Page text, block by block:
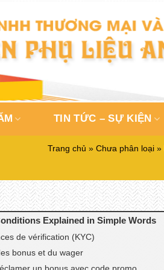
TIN TỨC – SỰ KIỆN
Trang chủ » Chưa phân loại »
Explained in Simple Words
de vérification (KYC)
bonus et du wager